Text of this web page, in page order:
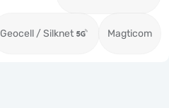
Geocell / Silknet Magticom